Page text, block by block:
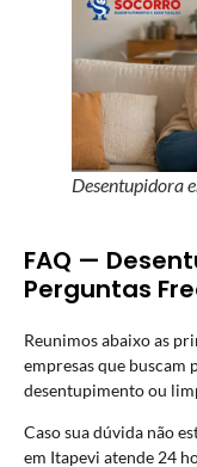
Desentupidora
FAQ —
Perguntas
Reunimos abaixo as
empresas que buscam
desentupimento ou
Caso sua dúvida não
em Itapevi atende 24